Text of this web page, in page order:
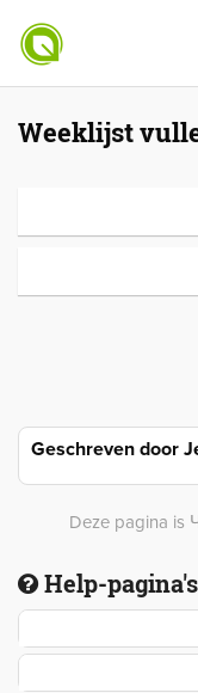
Weeklijst
Geschreven door
Deze pagina is
Help-pagina's